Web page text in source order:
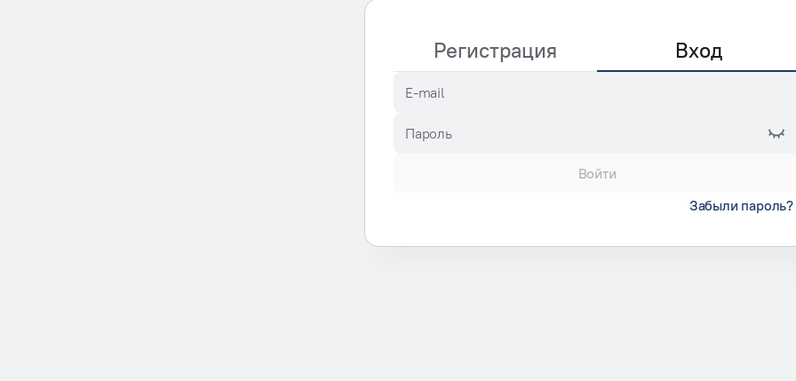
Регистрация Вход
E-mail
Пароль
Войти
Забыли пароль?